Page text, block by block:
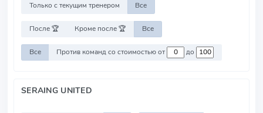
Только с текущим тренером Все
После 🏆 Кроме после 🏆 Все
Все Против команд со стоимостью от до
SERAING UNITED